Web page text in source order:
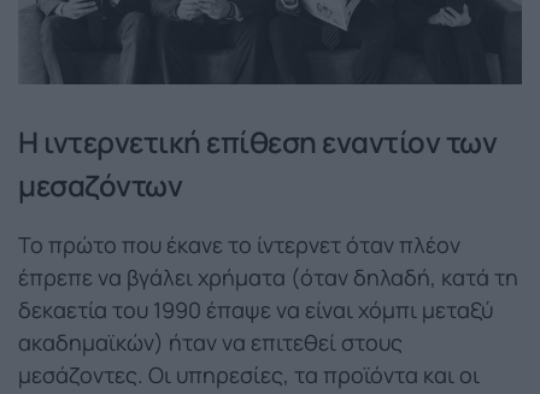
Η ιντερνετική επίθεση εναντίον των
μεσαζόντων
Το πρώτο που έκανε το ίντερνετ όταν πλέον
έπρεπε να βγάλει χρήματα (όταν δηλαδή, κατά τη
δεκαετία του 1990 έπαψε να είναι χόμπι μεταξύ
ακαδημαϊκών) ήταν να επιτεθεί στους
μεσάζοντες. Οι υπηρεσίες, τα προϊόντα και οι